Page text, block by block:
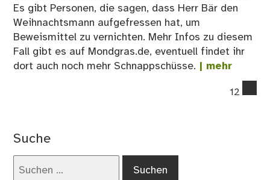
Es gibt Personen, die sagen, dass Herr Bär den
Weihnachtsmann aufgefressen hat, um
Beweismittel zu vernichten. Mehr Infos zu diesem
Fall gibt es auf Mondgras.de, eventuell findet ihr
dort auch noch mehr Schnappschüsse. | mehr
12
Suche